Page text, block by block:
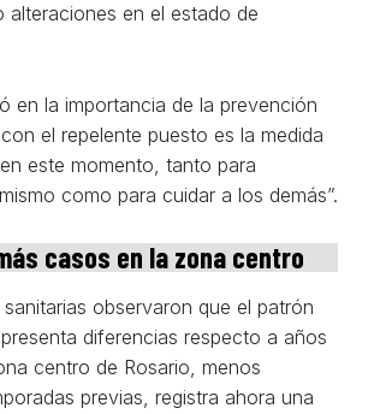
alteraciones en el estado de
en la importancia de la prevención
el repelente puesto es la medida
este momento, tanto para
como para cuidar a los demás”.
casos en la zona centro
observaron que el patrón
diferencias respecto a años
centro de Rosario, menos
previas, registra ahora una